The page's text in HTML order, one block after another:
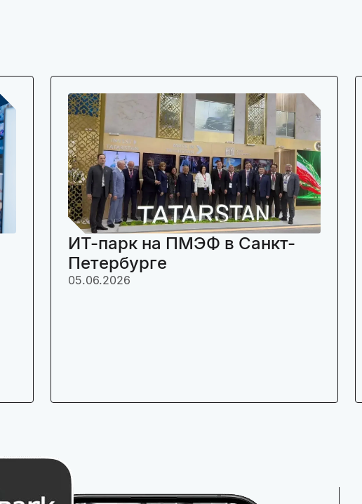
ИТ-парк на ПМЭФ в Санкт-
Петербурге
05.06.2026